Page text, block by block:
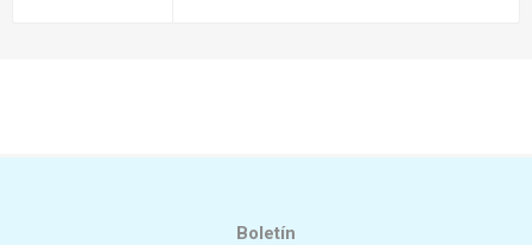
Boletín